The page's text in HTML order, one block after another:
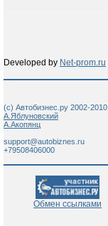
Developed by Net-prom.ru
(c) Автобизнес.ру 2002-2010
А.Яблуновский
А.Акопянц
support@autobiznes.ru
+79508406000
Обмен ссылками